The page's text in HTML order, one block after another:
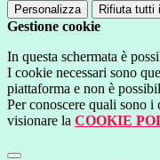
Personalizza Rifiuta tutti
Gestione cookie
In questa schermata è
I cookie necessari sono
piattaforma e non è
Per conoscere quali sono i
visionare la COOKIE